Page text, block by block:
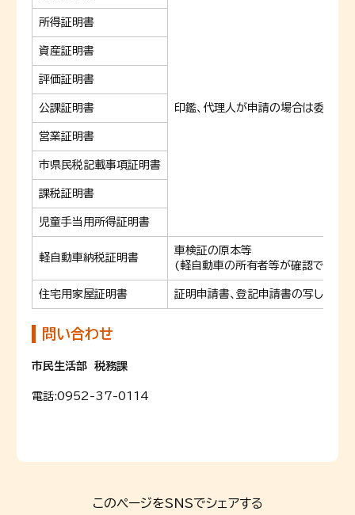
印鑑、代理人が申請の場合は委任状
所得証明書
資産証明書
評価証明書
公課証明書
営業証明書
市県民税記載事項証明書
課税証明書
児童手当用所得証明書
軽自動車納税証明書
車検証の原本等
(軽自動車の所有者等が確認できる
住宅用家屋証明書 証明申請書、登記申請書の写し、住
問い合わせ
市民生活部 税務課
電話:0952-37-0114
このページをSNSでシェアする